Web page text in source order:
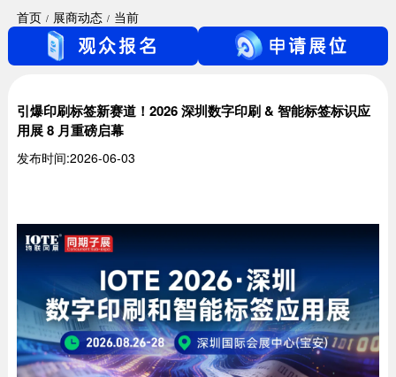
首页 展商动态 当前
引爆印刷标签新赛道！2026 深圳数字印刷 & 智能标签标识应
用展 8 月重磅启幕
发布时间:2026-06-03